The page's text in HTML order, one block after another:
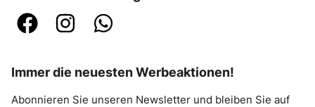
Immer die neuesten Werbeaktionen!
Abonnieren Sie unseren Newsletter und bleiben Sie auf